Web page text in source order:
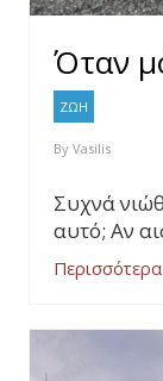
Όταν
ΖΩΗ
By Vasilis
Συχνά
αυτό; Αν